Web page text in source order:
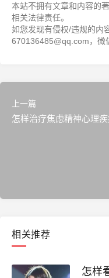
本站不拥有文章和内容的
相关法律责任。
如您发现有侵权/违规的内
670136485@qq.com，微
上一篇
怎样治疗焦虑精神心理
相关推荐
怎样